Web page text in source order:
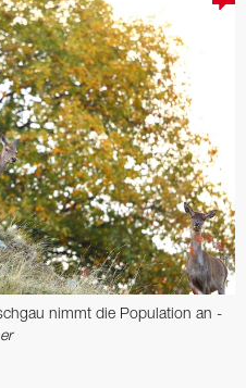
nimmt die ­Population an